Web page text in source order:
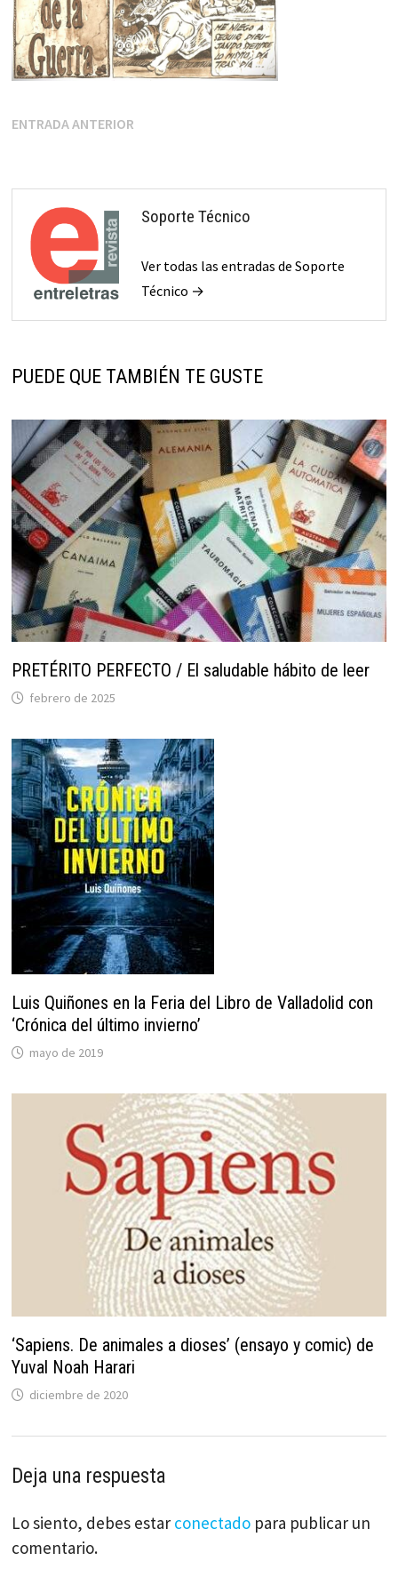
Navegación
entradas
ENTRADA ANTERIOR
Soporte Técnico
Ver todas las entradas de Soporte
Técnico →
PUEDE QUE TAMBIÉN TE GUSTE
PRETÉRITO PERFECTO / El saludable hábito de leer
febrero de 2025
Luis Quiñones en la Feria del Libro de Valladolid con
‘Crónica del último invierno’
mayo de 2019
‘Sapiens. De animales a dioses’ (ensayo y comic) de
Yuval Noah Harari
diciembre de 2020
Deja una respuesta
Lo siento, debes estar conectado para publicar un
comentario.